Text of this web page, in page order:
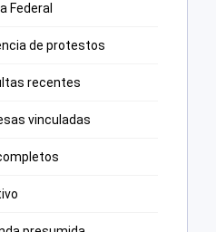
Federal
de protestos
recentes
vinculadas